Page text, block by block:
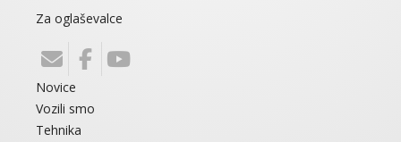
Za oglaševalce
Novice
Vozili smo
Tehnika